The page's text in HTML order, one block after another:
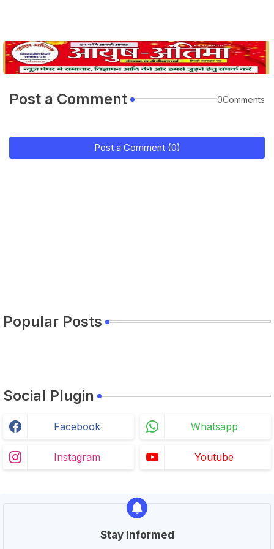
Post a Comment 0Comments
Post a Comment (0)
Popular Posts
Social Plugin
Facebook Whatsapp
Instagram Youtube
Stay Informed